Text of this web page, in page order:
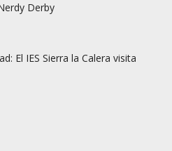
Derby
El IES Sierra la Calera visita